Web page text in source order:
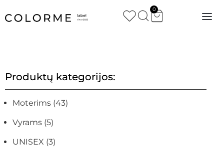
0
Produktų kategorijos:
Moterims (43)
Vyrams (5)
UNISEX (3)